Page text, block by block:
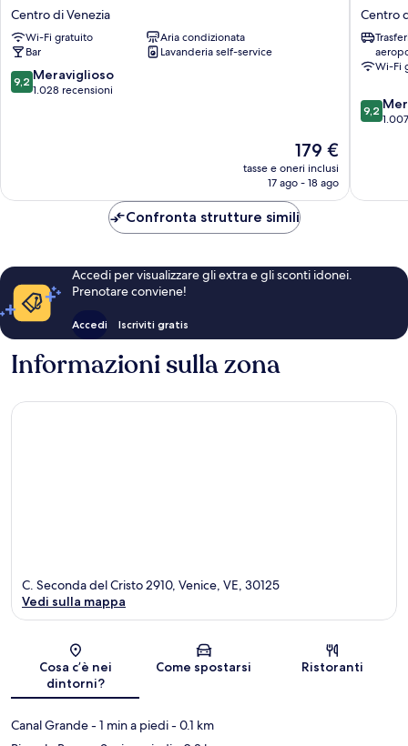
Bella
Venezia
Centro
di
Venezia
Centro di Venezia
Wi-Fi gratuito
Aria condizionata
Bar
Lavanderia self-service
9.2
su
9,2 Meraviglioso
1.028 recensioni
Il
prezzo
attuale
179 €
179 €
tasse e oneri inclusi
17 ago - 18 ago
Palazzo
Barocci
Centro
Venezia
Centro
Wi-Fi
9.2
su
9,2
Confronta strutture simili
Accedi per visualizzare gli extra e gli sconti idonei.
Prenotare conviene!
Accedi Iscriviti gratis
Informazioni sulla zona
Mappa
C. Seconda del Cristo 2910, Venice, VE, 30125
Vedi sulla mappa
Cosa c’è nei
dintorni?
Come spostarsi Ristoranti
Canal Grande- 1 min a piedi- 0.1 km